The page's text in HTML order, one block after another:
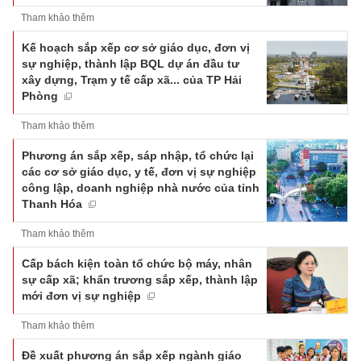
Tham khảo thêm
Kế hoạch sắp xếp cơ sở giáo dục, đơn vị
sự nghiệp, thành lập BQL dự án đầu tư
xây dựng, Trạm y tế cấp xã... của TP Hải
Phòng
Tham khảo thêm
Phương án sắp xếp, sáp nhập, tổ chức lại
các cơ sở giáo dục, y tế, đơn vị sự nghiệp
công lập, doanh nghiệp nhà nước của tỉnh
Thanh Hóa
Tham khảo thêm
Cấp bách kiện toàn tổ chức bộ máy, nhân
sự cấp xã; khẩn trương sắp xếp, thành lập
mới đơn vị sự nghiệp
Tham khảo thêm
Đề xuất phương án sắp xếp ngành giáo